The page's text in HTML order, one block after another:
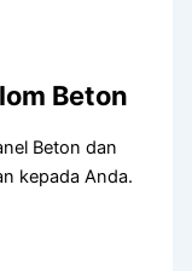
Beton
Beton dan
kepada Anda.